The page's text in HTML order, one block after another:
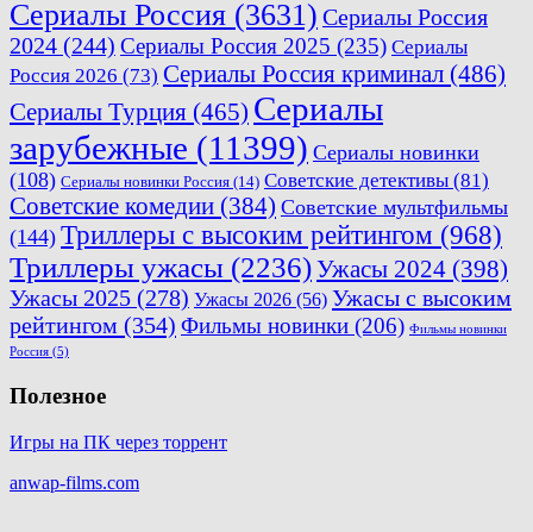
Сериалы Россия (3631) Сериалы Россия
2024 (244) Сериалы Россия 2025 (235) Сериалы
Россия 2026 (73) Сериалы Россия криминал (486)
Сериалы Турция (465) Сериалы
зарубежные (11399) Сериалы новинки
(108) Сериалы новинки Россия (14) Советские детективы (81)
Советские комедии (384) Советские мультфильмы
(144) Триллеры с высоким рейтингом (968)
Триллеры ужасы (2236)Ужасы 2024 (398)
Ужасы 2025 (278) Ужасы 2026 (56) Ужасы с высоким
рейтингом (354) Фильмы новинки (206) Фильмы новинки
Россия (5)
Полезное
Игры на ПК через торрент
anwap-films.com